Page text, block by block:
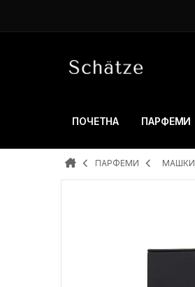
ПОЧЕТНА ПАРФЕМИ
ПАРФЕМИ MAШКИ